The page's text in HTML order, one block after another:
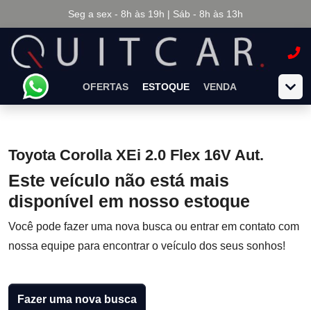
Seg a sex - 8h às 19h | Sáb - 8h às 13h
OFERTAS ESTOQUE VENDA
Toyota Corolla XEi 2.0 Flex 16V Aut.
Este veículo não está mais
disponível em nosso estoque
Você pode fazer uma nova busca ou entrar em contato com
nossa equipe para encontrar o veículo dos seus sonhos!
Fazer uma nova busca